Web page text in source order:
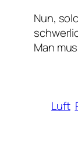
Nun,
Man
Luft